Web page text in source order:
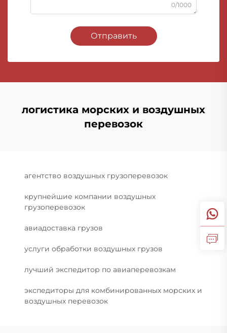
0/1000
Отправить
логистика морских и воздушных
перевозок
агентство воздушных грузоперевозок
крупнейшие компании воздушных
грузоперевозок
авиадоставка грузов
услуги обработки воздушных грузов
лучший экспедитор по авиаперевозкам
экспедиторы для комбинированных морских и
воздушных перевозок